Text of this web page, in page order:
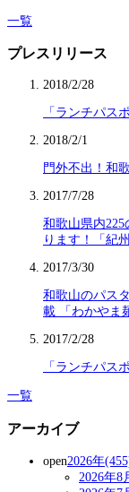
一覧
プレスリリース
2018/2/28
「ランチパス
2018/2/1
門外不出！和
2017/7/28
和歌山県内
ります！「紀
2017/3/30
和歌山のパス
載 「わかやま
2017/2/28
「ランチパス
一覧
アーカイブ
open2026年
2026年8